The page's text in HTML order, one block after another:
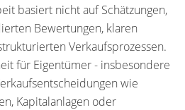
basiert nicht auf Schätzungen,
Bewertungen, klaren
Verkaufsprozessen.
für Eigentümer - insbesondere
wie
Kapitalanlagen oder